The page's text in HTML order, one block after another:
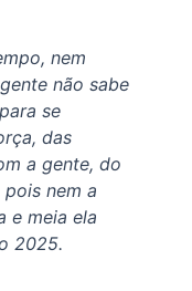
nem
não sabe
se
das
a gente, do
nem a
e meia ela
2025.